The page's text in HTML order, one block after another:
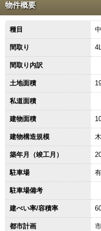
物件概要
種目
間取り
間取り内訳
土地面積
私道面積
建物面積
建物構造規模
築年月（竣工月）
駐車場
駐車場備考
建ぺい率/容積率
都市計画